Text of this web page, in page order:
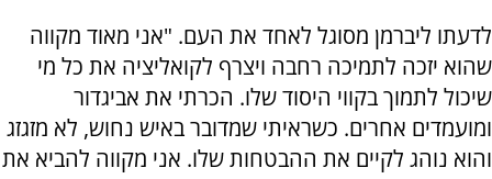
לדעתו ליברמן מסוגל לאחד את העם. "אני מאוד מקווה
שהוא יזכה לתמיכה רחבה ויצרף לקואליציה את כל מי
שיכול לתמוך בקווי היסוד שלו. הכרתי את אביגדור
ומועמדים אחרים. כשראיתי שמדובר באיש נחוש, לא מזגזג
והוא נוהג לקיים את ההבטחות שלו. אני מקווה להביא את